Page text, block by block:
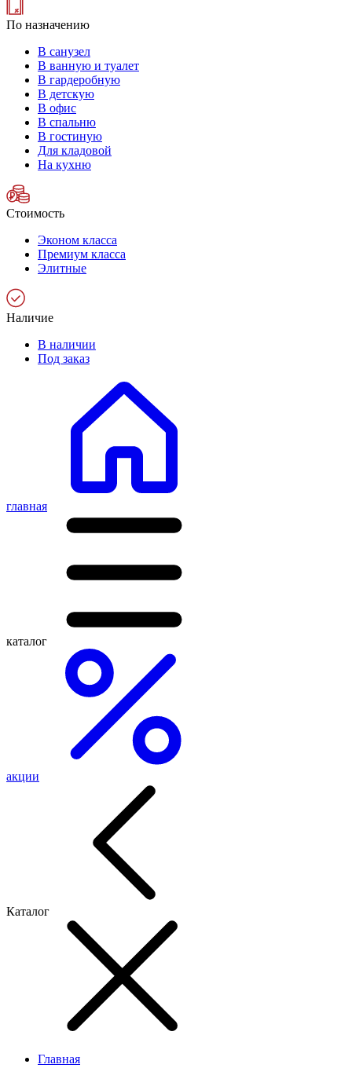
По назначению
В санузел
В ванную и туалет
В гардеробную
В детскую
В офис
В спальню
В гостиную
Для кладовой
На кухню
Стоимость
Эконом класса
Премиум класса
Элитные
Наличие
В наличии
Под заказ
главная
каталог
акции
Каталог
Главная